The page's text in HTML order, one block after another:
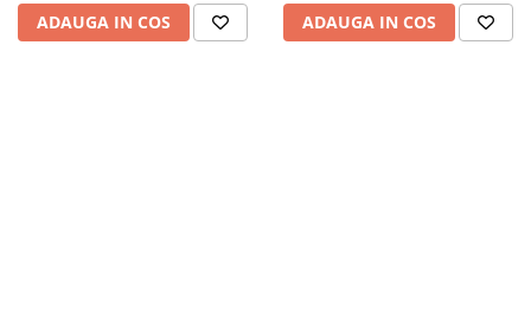
ADAUGA IN COS ADAUGA IN COS